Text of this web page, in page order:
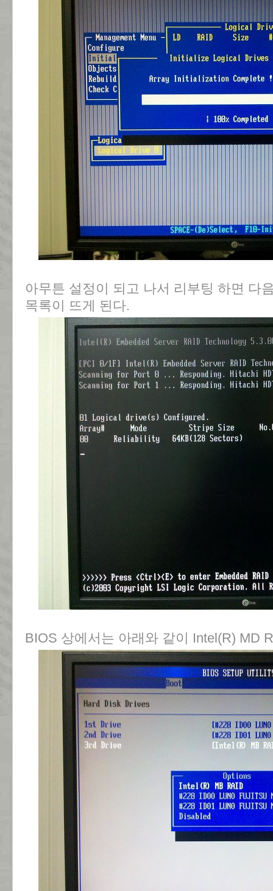
아무튼 설정이 되고 나서 리부팅 하면 다
목록이 뜨게 된다.
BIOS 상에서는 아래와 같이 Intel(R) MD